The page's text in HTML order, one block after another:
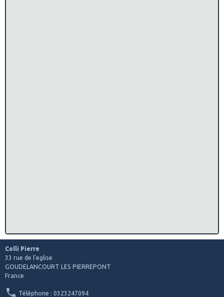
Colli Pierre
33 rue de l'eglise
GOUDELANCOURT LES PIERREPONT
France
Téléphone : 0323247094